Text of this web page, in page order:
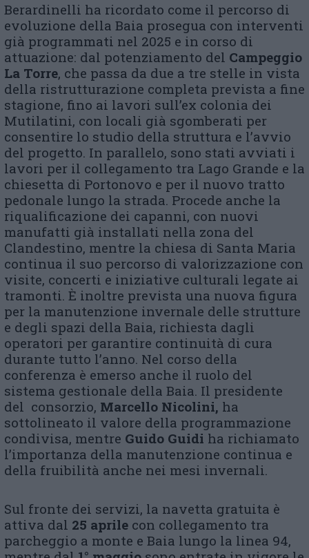
Berardinelli ha ricordato come il percorso di
evoluzione della Baia prosegua con interventi
già programmati nel 2025 e in corso di
attuazione: dal potenziamento del Campeggio
La Torre, che passa da due a tre stelle in vista
della ristrutturazione completa prevista a fine
stagione, fino ai lavori sull’ex colonia dei
Mutilatini, con locali già sgomberati per
consentire lo studio della struttura e l’avvio
del progetto. In parallelo, sono stati avviati i
lavori per il collegamento tra Lago Grande e la
chiesetta di Portonovo e per il nuovo tratto
pedonale lungo la strada. Procede anche la
riqualificazione dei capanni, con nuovi
manufatti già installati nella zona del
Clandestino, mentre la chiesa di Santa Maria
continua il suo percorso di valorizzazione con
visite, concerti e iniziative culturali legate ai
tramonti. È inoltre prevista una nuova figura
per la manutenzione invernale delle strutture
e degli spazi della Baia, richiesta dagli
operatori per garantire continuità di cura
durante tutto l’anno. Nel corso della
conferenza è emerso anche il ruolo del
sistema gestionale della Baia. Il presidente
del consorzio, Marcello Nicolini, ha
sottolineato il valore della programmazione
condivisa, mentre Guido Guidi ha richiamato
l’importanza della manutenzione continua e
della fruibilità anche nei mesi invernali.
Sul fronte dei servizi, la navetta gratuita è
attiva dal 25 aprile con collegamento tra
parcheggio a monte e Baia lungo la linea 94,